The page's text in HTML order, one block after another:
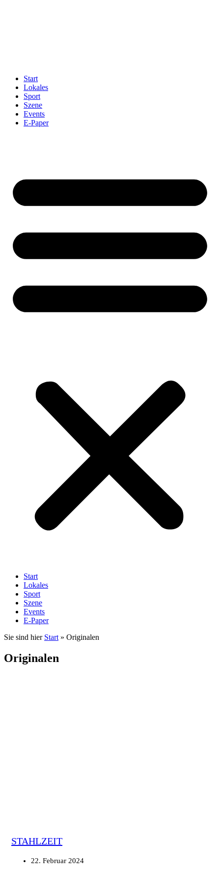
Start
Lokales
Sport
Szene
Events
E-Paper
Start
Lokales
Sport
Szene
Events
E-Paper
Sie sind hier Start » Originalen
Originalen
STAHLZEIT
22. Februar 2024